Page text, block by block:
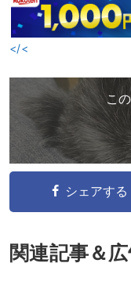
</<
こ
シェアする
関連記事＆